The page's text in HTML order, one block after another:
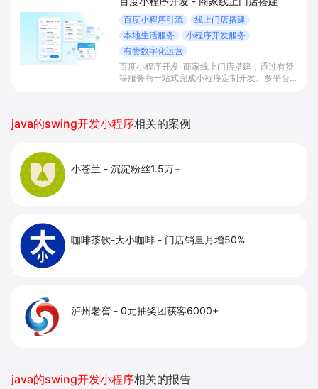
百度小程序引流
线上门店搭建
本地生活服务
小程序开发服务
有赞数字化运营
百度小程序开发-商家线上门店搭建，通过有赞
等服务商一站式完成小程序定制开发、多平台联
java的swing开发小程序相关的案例
小苍兰 - 沉淀粉丝1.5万+
咖啡茶饮-大小咖啡 - 门店销量月增50%
泸州老窖 - 0元抽奖团获客6000+
java的swing开发小程序相关的报告